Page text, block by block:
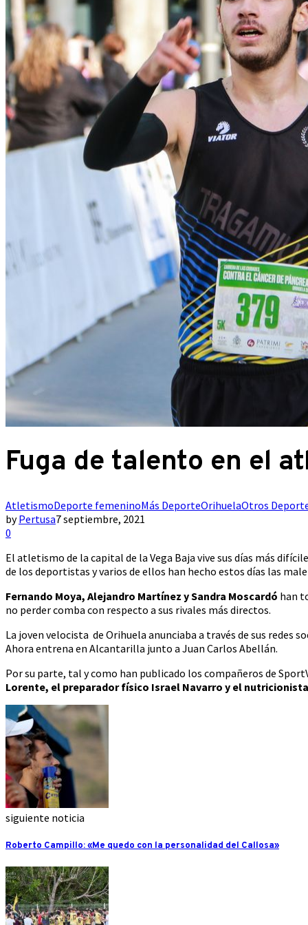
Fuga de talento en el
AtletismoDeporte femeninoMás DeporteOrihuelaOtros
byPertusa7 septiembre, 2021
0
El atletismo de la capital de la Vega Baja vive sus días más
de los deportistas y varios de ellos han hecho estos días las
Fernando Moya, Alejandro Martínez y Sandra Moscardó han
no perder comba con respecto a sus rivales más directos.
La joven velocista de Orihuela anunciaba a través de sus redes
Ahora entrena en Alcantarilla junto a Juan Carlos Abellán.
Por su parte, tal y como han publicado los compañeros de
Lorente, el preparador físico Israel Navarro y el
siguiente noticia
Roberto Campillo: «Me quedo con la personalidad del Callosa»